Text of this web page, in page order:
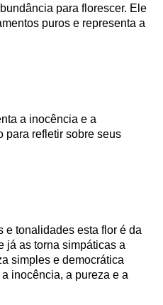
para florescer. Ele
puros e representa a
a inocência e a
para refletir sobre seus
e tonalidades esta flor é da
já as torna simpáticas a
simples e democrática
inocência, a pureza e a